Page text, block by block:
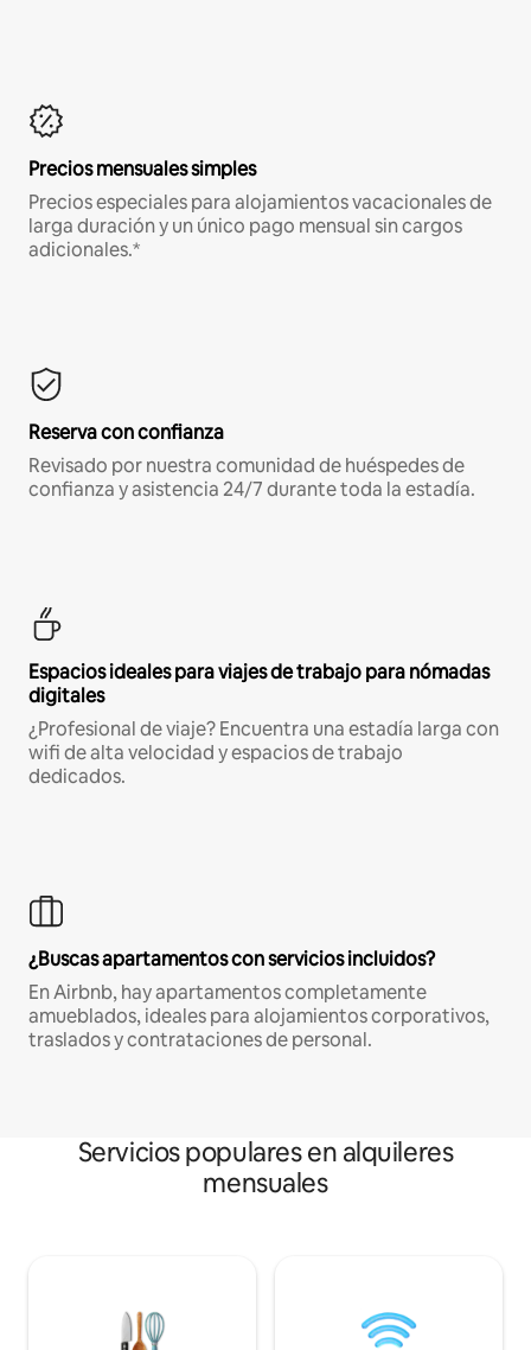
Precios mensuales simples
Precios especiales para alojamientos vacacionales de
larga duración y un único pago mensual sin cargos
adicionales.*
Reserva con confianza
Revisado por nuestra comunidad de huéspedes de
confianza y asistencia 24/7 durante toda la estadía.
Espacios ideales para viajes de trabajo para nómadas
digitales
¿Profesional de viaje? Encuentra una estadía larga con
wifi de alta velocidad y espacios de trabajo
dedicados.
¿Buscas apartamentos con servicios incluidos?
En Airbnb, hay apartamentos completamente
amueblados, ideales para alojamientos corporativos,
traslados y contrataciones de personal.
Servicios populares en alquileres
mensuales